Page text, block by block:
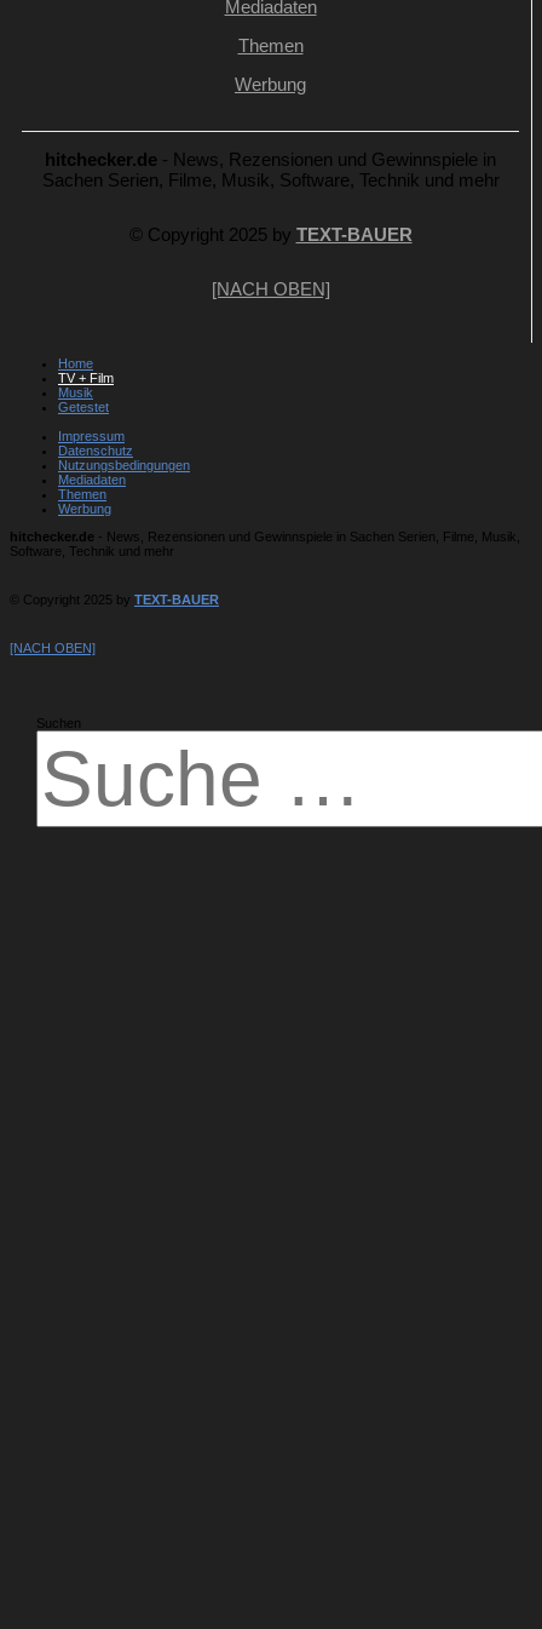
Mediadaten
Themen
Werbung
hitchecker.de - News, Rezensionen und Gewinnspiele in
Sachen Serien, Filme, Musik, Software, Technik und mehr
© Copyright 2025 by TEXT-BAUER
[NACH OBEN]
Home
TV + Film
Musik
Getestet
Impressum
Datenschutz
Nutzungsbedingungen
Mediadaten
Themen
Werbung
hitchecker.de - News, Rezensionen und Gewinnspiele in Sachen Serien, Filme, Musik,
Software, Technik und mehr
© Copyright 2025 by TEXT-BAUER
[NACH OBEN]
Suchen